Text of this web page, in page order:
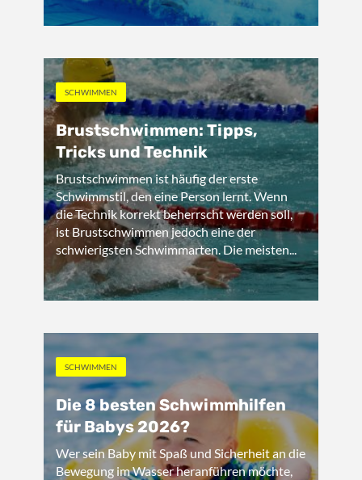
SCHWIMMEN
Brustschwimmen: Tipps,
Tricks und Technik
Brustschwimmen ist häufig der erste
Schwimmstil, den eine Person lernt. Wenn
die Technik korrekt beherrscht werden soll,
ist Brustschwimmen jedoch eine der
schwierigsten Schwimmarten. Die meisten...
SCHWIMMEN
Die 8 besten Schwimmhilfen
für Babys 2026?
Wer sein Baby mit Spaß und Sicherheit an die
Bewegung im Wasser heranführen möchte,